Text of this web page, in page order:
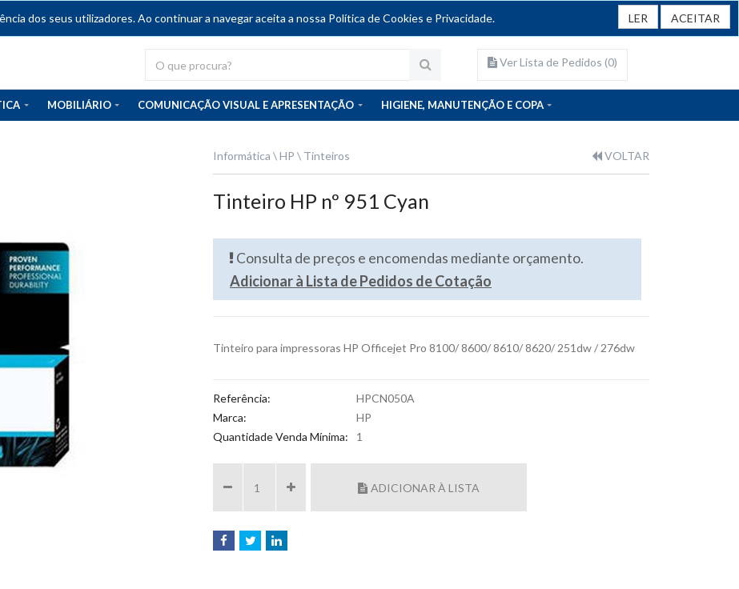
dos seus utilizadores. Ao continuar a navegar aceita a nossa Política de Cookies e Privacidade. LER ACEITAR
Ver Lista de Pedidos (0)
MOBILIÁRIO COMUNICAÇÃO VISUAL E APRESENTAÇÃO HIGIENE, MANUTENÇÃO E COPA
Informática HP Tinteiros VOLTAR
Tinteiro HP nº 951 Cyan
Consulta de preços e encomendas mediante orçamento.
Adicionar à Lista de Pedidos de Cotação
Tinteiro para impressoras HP Officejet Pro 8100/ 8600/ 8610/ 8620/ 251dw / 276dw
Referência:
HPCN050A
Marca:
HP
Quantidade Venda Mínima:
1
ADICIONAR À LISTA